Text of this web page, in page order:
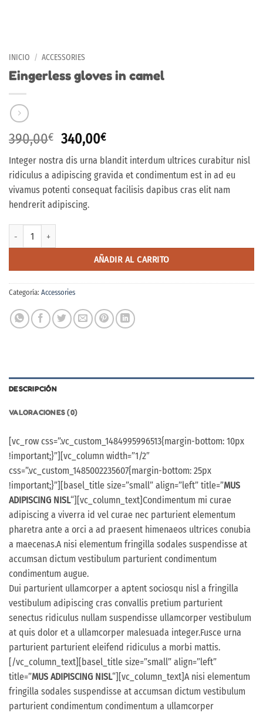
INICIO / ACCESSORIES
Eingerless gloves in camel
390,00€ El
precio
original
era:
390,00€.
340,00€El
precio
actual
es:
340,00€.
Integer nostra dis urna blandit interdum ultrices curabitur nisl
ridiculus a adipiscing gravida et condimentum est in ad eu
vivamus potenti consequat facilisis dapibus cras elit nam
hendrerit adipiscing.
AÑADIR AL CARRITO
Categoría: Accessories
DESCRIPCIÓN
VALORACIONES (0)
[vc_row css=”.vc_custom_1484995996513{margin-bottom: 10px
!important;}”][vc_column width=”1/2″
css=”.vc_custom_1485002235607{margin-bottom: 25px
!important;}”][basel_title size=”small” align=”left” title=”MUS
ADIPISCING NISL“][vc_column_text]Condimentum mi curae
adipiscing a viverra id vel curae nec parturient elementum
pharetra ante a orci a ad praesent himenaeos ultrices conubia
a maecenas.A nisi elementum fringilla sodales suspendisse at
accumsan dictum vestibulum parturient condimentum
condimentum augue.
Dui parturient ullamcorper a aptent sociosqu nisl a fringilla
vestibulum adipiscing cras convallis pretium parturient
senectus ridiculus nullam suspendisse ullamcorper vestibulum
at quis dolor et a ullamcorper malesuada integer.Fusce urna
parturient parturient eleifend ridiculus a morbi mattis.
[/vc_column_text][basel_title size=”small” align=”left”
title=”MUS ADIPISCING NISL“][vc_column_text]A nisi elementum
fringilla sodales suspendisse at accumsan dictum vestibulum
parturient condimentum condimentum a ullamcorper